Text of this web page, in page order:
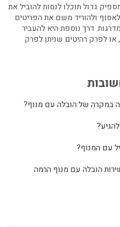
גדול תוכלו לנסות להוביל את
ולהוריד משם את הפריטים
דרך נוספת היא להעביר
או לפרק רהיטים שניתן לפרק
במקרה של הובלה עם מנוף?
עם המנוף?
הובלה עם מנוף הרמה